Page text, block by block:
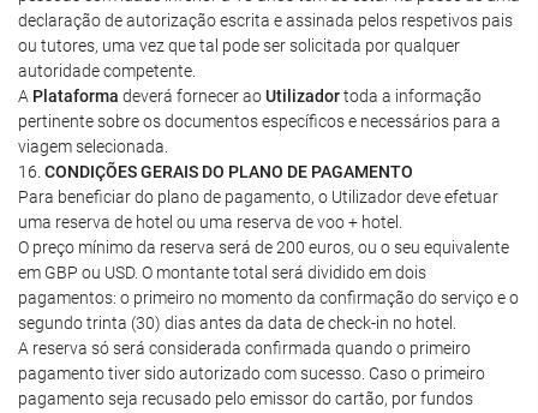
declaração de autorização escrita e assinada pelos respetivos pais
ou tutores, uma vez que tal pode ser solicitada por qualquer
autoridade competente.
A Plataforma deverá fornecer aoUtilizadortoda a informação
pertinente sobre os documentos específicos e necessários para a
viagem selecionada.
16. CONDIÇÕES GERAIS DO PLANO DE PAGAMENTO
Para beneficiar do plano de pagamento, o Utilizador deve efetuar
uma reserva de hotel ou uma reserva de voo + hotel.
O preço mínimo da reserva será de 200 euros, ou o seu equivalente
em GBP ou USD. O montante total será dividido em dois
pagamentos: o primeiro no momento da confirmação do serviço e o
segundo trinta (30) dias antes da data de check-in no hotel.
A reserva só será considerada confirmada quando o primeiro
pagamento tiver sido autorizado com sucesso. Caso o primeiro
pagamento seja recusado pelo emissor do cartão, por fundos